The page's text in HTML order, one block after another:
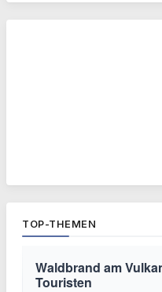
TOP-THEMEN
Waldbrand am
Touristen